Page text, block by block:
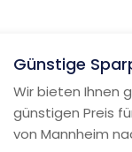
Günstige
Wir bieten Ihnen
günstigen Preis
von Mannheim